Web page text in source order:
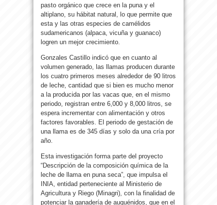
pasto orgánico que crece en la puna y el
altiplano, su hábitat natural, lo que permite que
esta y las otras especies de camélidos
sudamericanos (alpaca, vicuña y guanaco)
logren un mejor crecimiento.
Gonzales Castillo indicó que en cuanto al
volumen generado, las llamas producen durante
los cuatro primeros meses alrededor de 90 litros
de leche, cantidad que si bien es mucho menor
a la producida por las vacas que, en el mismo
periodo, registran entre 6,000 y 8,000 litros, se
espera incrementar con alimentación y otros
factores favorables. El periodo de gestación de
una llama es de 345 días y solo da una cría por
año.
Esta investigación forma parte del proyecto
“Descripción de la composición química de la
leche de llama en puna seca”, que impulsa el
INIA, entidad perteneciente al Ministerio de
Agricultura y Riego (Minagri), con la finalidad de
potenciar la ganadería de auquénidos, que en el